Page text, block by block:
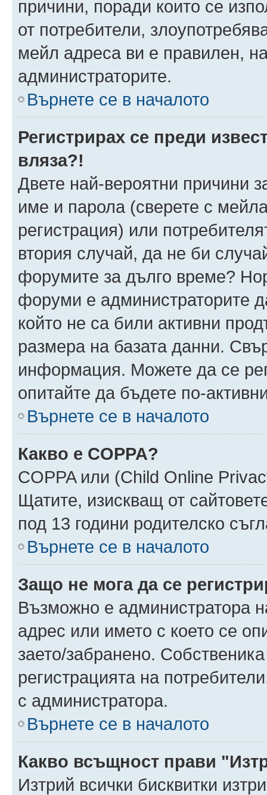
причини, поради които се
от потребители,
мейл адреса ви е правилен,
администраторите.
Върнете се в началото
Регистрирах се преди
вляза?!
Двете най-вероятни причини
име и парола (сверете с
регистрация) или
втория случай, да не би
форумите за дълго време?
форуми е администраторите
който не са били активни
размера на базата данни.
информация. Можете да се
опитайте да бъдете по-
Върнете се в началото
Какво е COPPA?
COPPA или (Child Online
Щатите, изискващ от
под 13 години родителско
Върнете се в началото
Защо не мога да се
Възможно е администратора
адрес или името с което се
заето/забранено.
регистрацията на
с администратора.
Върнете се в началото
Какво всъщност прави
Изтрий всички бисквитки